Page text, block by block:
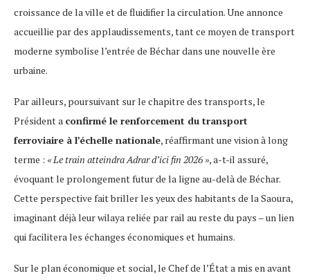
croissance de la ville et de fluidifier la circulation. Une annonce
accueillie par des applaudissements, tant ce moyen de transport
moderne symbolise l’entrée de Béchar dans une nouvelle ère
urbaine.
Par ailleurs, poursuivant sur le chapitre des transports, le
Président a confirmé le renforcement du transport
ferroviaire à l’échelle nationale, réaffirmant une vision à long
terme : « Le train atteindra Adrar d’ici fin 2026 », a-t-il assuré,
évoquant le prolongement futur de la ligne au-delà de Béchar.
Cette perspective fait briller les yeux des habitants de la Saoura,
imaginant déjà leur wilaya reliée par rail au reste du pays – un lien
qui facilitera les échanges économiques et humains.
Sur le plan économique et social, le Chef de l’État a mis en avant